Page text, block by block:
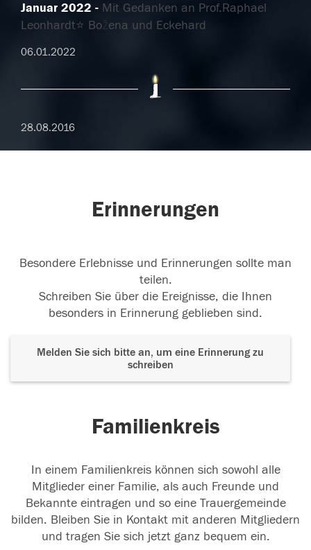
Januar 2022
Mit Gedanken an Prof.Raphael
Leonhardt⭐️ Božena und Eckehard
06.01.2022
28.08.2016
Erinnerungen
Besondere Erlebnisse und Erinnerungen sollte man
teilen.
Schreiben Sie über die Ereignisse, die Ihnen
besonders in Erinnerung geblieben sind.
Melden Sie sich bitte an, um eine Erinnerung zu
schreiben
Familienkreis
In einem Familienkreis können sich sowohl alle
Mitglieder einer Familie, als auch Freunde und
Bekannte eintragen und so eine Trauergemeinde
bilden. Bleiben Sie in Kontakt mit anderen Mitgliedern
und tragen Sie sich jetzt ganz bequem ein.